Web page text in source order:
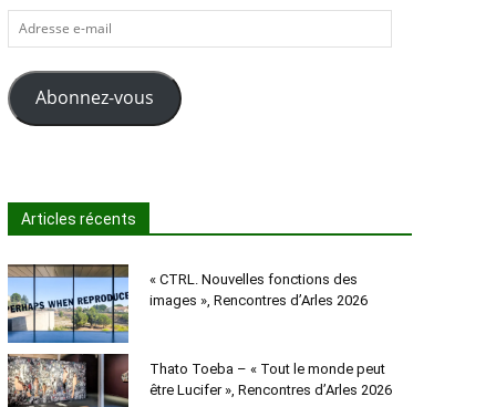
Adresse
e-
mail
Abonnez-vous
Articles récents
« CTRL. Nouvelles fonctions des
images », Rencontres d’Arles 2026
Thato Toeba – « Tout le monde peut
être Lucifer », Rencontres d’Arles 2026